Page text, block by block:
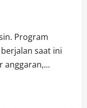
Program
saat ini
anggaran,...